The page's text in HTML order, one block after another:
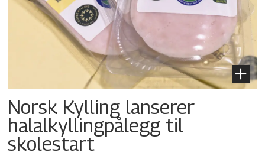
Norsk Kylling lanserer
halalkylling­pålegg til
skolestart